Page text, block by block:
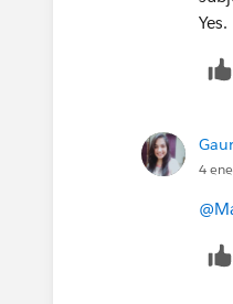
Yes.
4